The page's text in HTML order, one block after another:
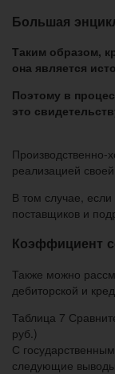
Большая
Таким образом,
она является
Поэтому в
это
Производственно-
реализацией
В том случае,
поставщиков и
Коэффициент
Также можно
дебиторской и
Таблица 7
руб.)
С
следующие выводы.